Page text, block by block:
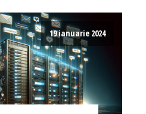
19 ianuarie 2024